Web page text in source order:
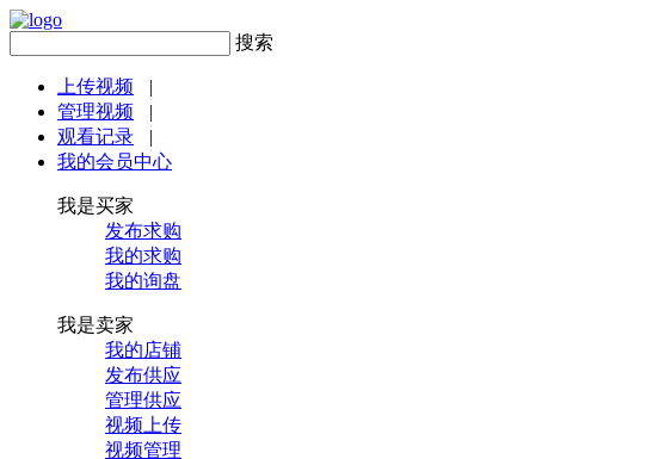
搜索
上传视频
|
管理视频
|
观看记录
|
我的会员中心
我是买家
发布求购
我的求购
我的询盘
我是卖家
我的店铺
发布供应
管理供应
视频上传
视频管理